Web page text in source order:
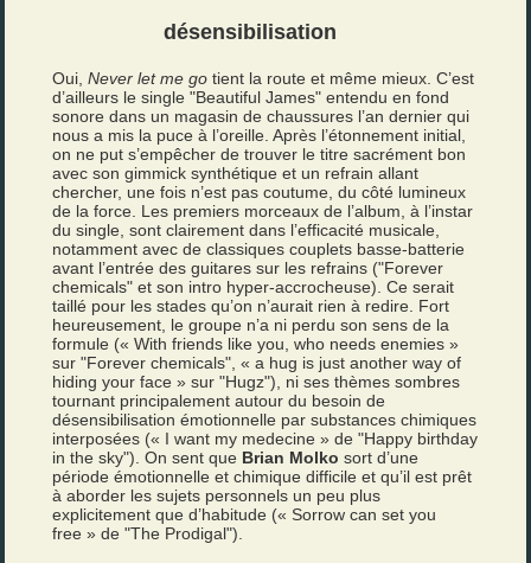
désensibilisation
Oui,Never let me go tient la route et même mieux. C’est
d’ailleurs le single "Beautiful James" entendu en fond
sonore dans un magasin de chaussures l’an dernier qui
nous a mis la puce à l’oreille. Après l’étonnement initial,
on ne put s’empêcher de trouver le titre sacrément bon
avec son gimmick synthétique et un refrain allant
chercher, une fois n’est pas coutume, du côté lumineux
de la force. Les premiers morceaux de l’album, à l’instar
du single, sont clairement dans l’efficacité musicale,
notamment avec de classiques couplets basse-batterie
avant l’entrée des guitares sur les refrains ("Forever
chemicals" et son intro hyper-accrocheuse). Ce serait
taillé pour les stades qu’on n’aurait rien à redire. Fort
heureusement, le groupe n’a ni perdu son sens de la
formule (« With friends like you, who needs enemies »
sur "Forever chemicals", « a hug is just another way of
hiding your face » sur "Hugz"), ni ses thèmes sombres
tournant principalement autour du besoin de
désensibilisation émotionnelle par substances chimiques
interposées (« I want my medecine » de "Happy birthday
in the sky"). On sent que Brian Molko sort d’une
période émotionnelle et chimique difficile et qu’il est prêt
à aborder les sujets personnels un peu plus
explicitement que d’habitude (« Sorrow can set you
free » de "The Prodigal").